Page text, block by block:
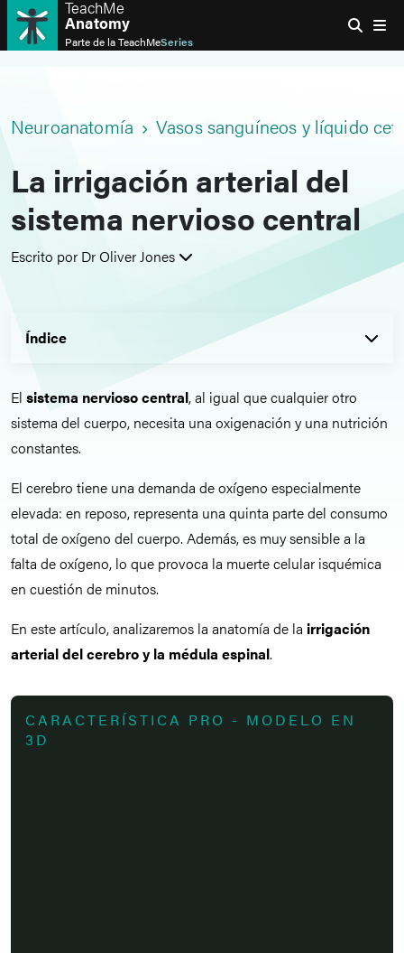
TeachMe
Anatomy
Parte de laTeachMeSeries
Neuroanatomía Vasos sanguíneos y líquido
La irrigación arterial del
sistema nervioso central
Escrito por Dr Oliver Jones
Índice
El sistema nervioso central, al igual que cualquier otro
sistema del cuerpo, necesita una oxigenación y una nutrición
constantes.
El cerebro tiene una demanda de oxígeno especialmente
elevada: en reposo, representa una quinta parte del consumo
total de oxígeno del cuerpo. Además, es muy sensible a la
falta de oxígeno, lo que provoca la muerte celular isquémica
en cuestión de minutos.
En este artículo, analizaremos la anatomía de la irrigación
arterial del cerebro y la médula espinal.
CARACTERÍSTICA PRO - MODELO EN
3D